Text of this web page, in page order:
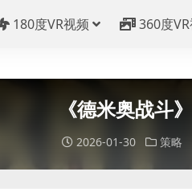
180度VR视频 360度
《德米奥战
2026-01-30 策略